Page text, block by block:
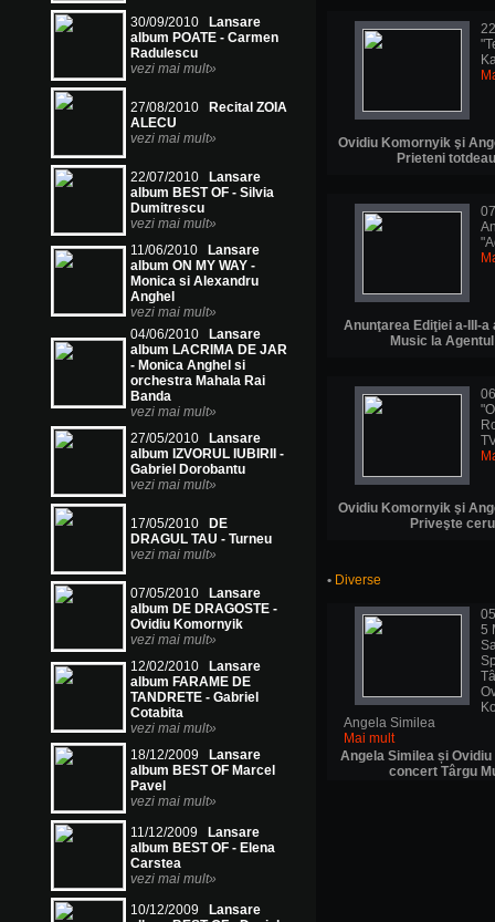
30/09/2010
Lansare
album POATE - Carmen
Radulescu
vezi mai mult»
27/08/2010
Recital ZOIA
ALECU
vezi mai mult»
22/07/2010
Lansare
album BEST OF - Silvia
Dumitrescu
vezi mai mult»
11/06/2010
Lansare
album ON MY WAY -
Monica si Alexandru
Anghel
vezi mai mult»
04/06/2010
Lansare
album LACRIMA DE JAR
- Monica Anghel si
orchestra Mahala Rai
Banda
vezi mai mult»
27/05/2010
Lansare
album IZVORUL IUBIRII -
Gabriel Dorobantu
vezi mai mult»
17/05/2010
DE
DRAGUL TAU - Turneu
vezi mai mult»
07/05/2010
Lansare
album DE DRAGOSTE -
Ovidiu Komornyik
vezi mai mult»
12/02/2010
Lansare
album FARAME DE
TANDRETE - Gabriel
Cotabita
vezi mai mult»
18/12/2009
Lansare
album BEST OF Marcel
Pavel
vezi mai mult»
11/12/2009
Lansare
album BEST OF - Elena
Carstea
vezi mai mult»
10/12/2009
Lansare
Ovidiu Komornyik şi
Prieteni
Anunţarea Ediţiei a-III-a
Music la
Ovidiu Komornyik şi
Priveşte
• Diverse
5
Angela Similea
Mai mult
Angela Similea și
concert Târgu